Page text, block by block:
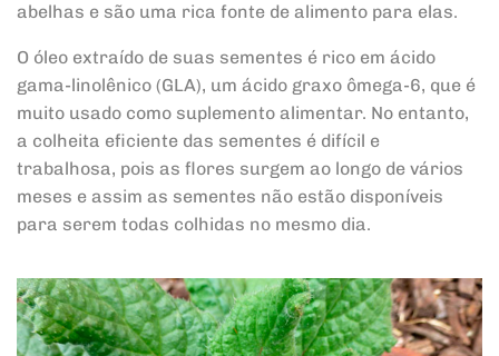
abelhas e são uma rica fonte de alimento para elas.
O óleo extraído de suas sementes é rico em ácido
gama-linolênico (GLA), um ácido graxo ômega-6, que é
muito usado como suplemento alimentar. No entanto,
a colheita eficiente das sementes é difícil e
trabalhosa, pois as flores surgem ao longo de vários
meses e assim as sementes não estão disponíveis
para serem todas colhidas no mesmo dia.